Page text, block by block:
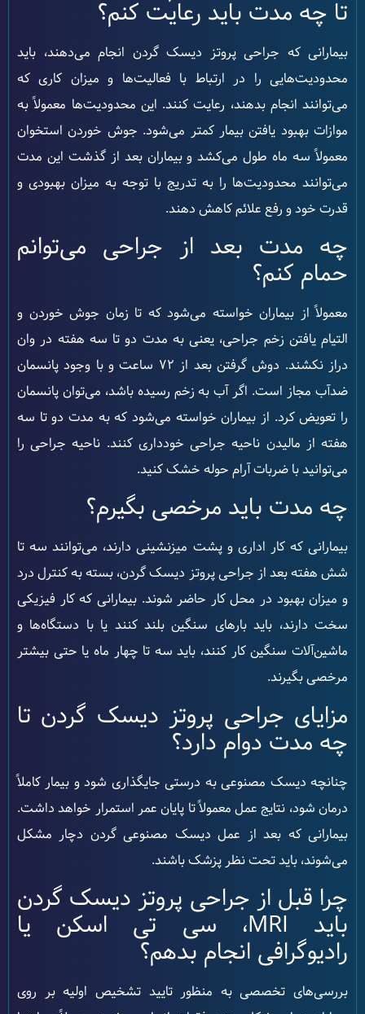
تا چه مدت باید رعایت کنم؟
بیمارانی که جراحی پروتز دیسک گردن انجام می‌دهند، باید
محدودیت‌هایی را در ارتباط با فعالیت‌ها و میزان کاری که
می‌توانند انجام بدهند، رعایت کنند. این محدودیت‌ها معمولاً به
موازات بهبود یافتن بیمار کمتر می‌شود. جوش خوردن استخوان
معمولاً سه ماه طول می‌کشد و بیماران بعد از گذشت این مدت
می‌توانند محدودیت‌ها را به تدریج با توجه به میزان بهبودی و
قدرت خود و رفع علائم کاهش دهند.
چه مدت بعد از جراحی می‌توانم
حمام کنم؟
معمولاً از بیماران خواسته می‌شود که تا زمان جوش خوردن و
التیام یافتن زخم جراحی، یعنی به مدت دو تا سه هفته در وان
دراز نکشند. دوش گرفتن بعد از 72 ساعت و با وجود پانسمان
ضدآب مجاز است. اگر آب به زخم رسیده باشد، می‌توان پانسمان
را تعویض کرد. از بیماران خواسته می‌شود که به مدت دو تا سه
هفته از مالیدن ناحیه جراحی خودداری کنند. ناحیه جراحی را
می‌توانید با ضربات آرام حوله خشک کنید.
چه مدت باید مرخصی بگیرم؟
بیمارانی که کار اداری و پشت میزنشینی دارند، می‌توانند سه تا
شش هفته بعد از جراحی پروتز دیسک گردن، بسته به کنترل درد
و میزان بهبود در محل کار حاضر شوند. بیمارانی که کار فیزیکی
سخت دارند، باید بارهای سنگین بلند کنند یا با دستگاه‌ها و
ماشین‌آلات سنگین کار کنند، باید سه تا چهار ماه یا حتی بیشتر
مرخصی بگیرند.
مزایای جراحی پروتز دیسک گردن تا
چه مدت دوام دارد؟
چنانچه دیسک مصنوعی به درستی جایگذاری شود و بیمار کاملاً
درمان شود، نتایج عمل معمولاً تا پایان عمر استمرار خواهد داشت.
بیمارانی که بعد از عمل دیسک مصنوعی گردن دچار مشکل
می‌شوند، باید تحت نظر پزشک باشند.
چرا قبل از جراحی پروتز دیسک گردن
باید MRI، سی تی اسکن یا
رادیوگرافی انجام بدهم؟
بررسی‌های تخصصی به منظور تایید تشخیص اولیه بر روی